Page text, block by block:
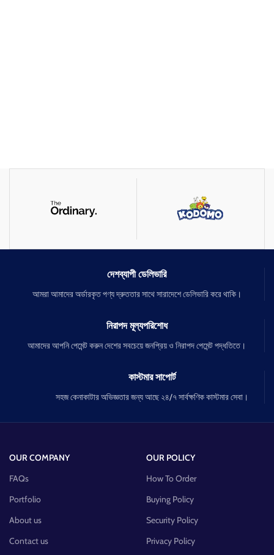
দেশব্যাপী ডেলিভারি
আমরা আমাদের অর্ডারকৃত পণ্য দ্রুততার সাথে সারাদেশে ডেলিভারি করে থাকি।
নিরাপদ মূল্যপরিশোধ
আমাদের আপনি পেমেন্ট করুন দেশের সবচেয়ে জনপ্রিয় ও নিরাপদ পেমেন্ট পদ্ধতিতে।
কাস্টমার সাপোর্ট
সহজ কেনাকাটার অভিজ্ঞতার জন্য আছে ২৪/৭ সার্বক্ষণিক কাস্টমার সেবা।
OUR COMPANY
FAQs
Portfolio
About us
Contact us
OUR POLICY
How To Order
Buying Policy
Security Policy
Privacy Policy